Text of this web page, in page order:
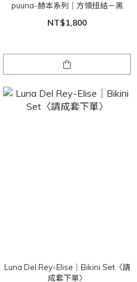
puuna-赫本系列｜方領扭結－黑
NT$1,800
Luna Del Rey-Elise｜Bikini Set〈請
成套下單〉